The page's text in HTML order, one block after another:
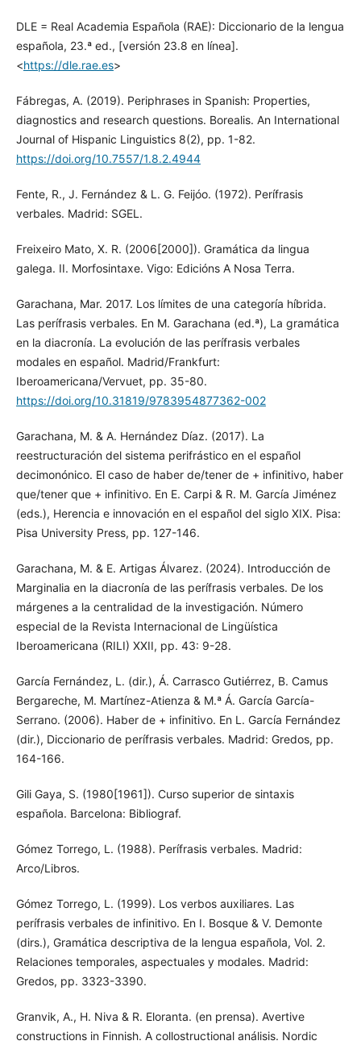
DLE = Real Academia Española (RAE): Diccionario de la lengua
española, 23.ª ed., [versión 23.8 en línea].
<https://dle.rae.es>
Fábregas, A. (2019). Periphrases in Spanish: Properties,
diagnostics and research questions. Borealis. An International
Journal of Hispanic Linguistics 8(2), pp. 1-82.
https://doi.org/10.7557/1.8.2.4944
Fente, R., J. Fernández & L. G. Feijóo. (1972). Perífrasis
verbales. Madrid: SGEL.
Freixeiro Mato, X. R. (2006[2000]). Gramática da lingua
galega. II. Morfosintaxe. Vigo: Edicións A Nosa Terra.
Garachana, Mar. 2017. Los límites de una categoría híbrida.
Las perífrasis verbales. En M. Garachana (ed.ª), La gramática
en la diacronía. La evolución de las perífrasis verbales
modales en español. Madrid/Frankfurt:
Iberoamericana/Vervuet, pp. 35-80.
https://doi.org/10.31819/9783954877362-002
Garachana, M. & A. Hernández Díaz. (2017). La
reestructuración del sistema perifrástico en el español
decimonónico. El caso de haber de/tener de + infinitivo, haber
que/tener que + infinitivo. En E. Carpi & R. M. García Jiménez
(eds.), Herencia e innovación en el español del siglo XIX. Pisa:
Pisa University Press, pp. 127-146.
Garachana, M. & E. Artigas Álvarez. (2024). Introducción de
Marginalia en la diacronía de las perífrasis verbales. De los
márgenes a la centralidad de la investigación. Número
especial de la Revista Internacional de Lingüística
Iberoamericana (RILI) XXII, pp. 43: 9-28.
García Fernández, L. (dir.), Á. Carrasco Gutiérrez, B. Camus
Bergareche, M. Martínez-Atienza & M.ª Á. García García-
Serrano. (2006). Haber de + infinitivo. En L. García Fernández
(dir.), Diccionario de perífrasis verbales. Madrid: Gredos, pp.
164-166.
Gili Gaya, S. (1980[1961]). Curso superior de sintaxis
española. Barcelona: Bibliograf.
Gómez Torrego, L. (1988). Perífrasis verbales. Madrid:
Arco/Libros.
Gómez Torrego, L. (1999). Los verbos auxiliares. Las
perífrasis verbales de infinitivo. En I. Bosque & V. Demonte
(dirs.), Gramática descriptiva de la lengua española, Vol. 2.
Relaciones temporales, aspectuales y modales. Madrid:
Gredos, pp. 3323-3390.
Granvik, A., H. Niva & R. Eloranta. (en prensa). Avertive
constructions in Finnish. A collostructional análisis. Nordic